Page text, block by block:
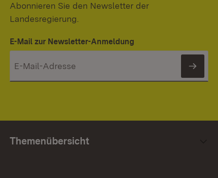
Abonnieren Sie den Newsletter der
Landesregierung.
E-Mail zur Newsletter-Anmeldung
Themenübersicht